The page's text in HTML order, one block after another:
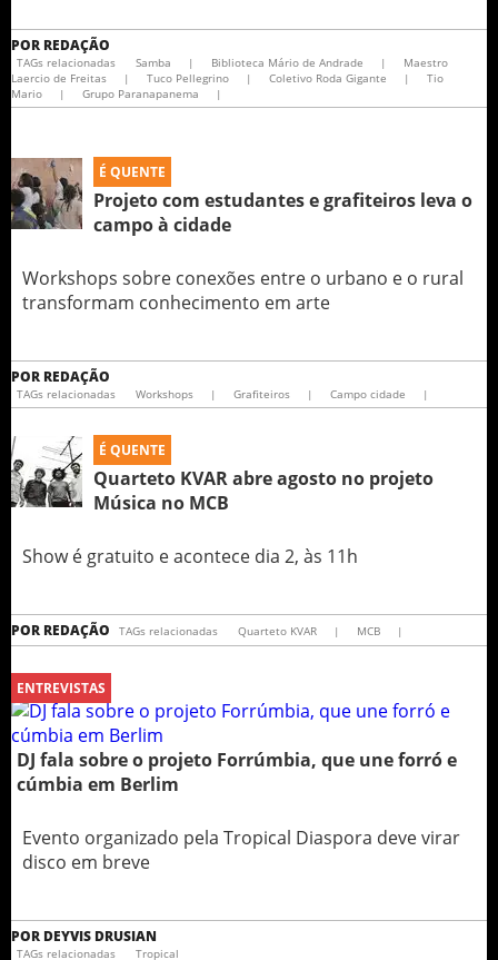
POR REDAÇÃO
TAGs relacionadas Samba | Biblioteca Mário de Andrade |
Maestro
Laercio de Freitas
| Tuco Pellegrino | Coletivo Roda Gigante |
Tio
Mario
| Grupo Paranapanema |
É QUENTE
Projeto com estudantes e grafiteiros leva o
campo à cidade
Workshops sobre conexões entre o urbano e o rural
transformam conhecimento em arte
POR REDAÇÃO
TAGs relacionadas Workshops | Grafiteiros | Campo cidade |
É QUENTE
Quarteto KVAR abre agosto no projeto
Música no MCB
Show é gratuito e acontece dia 2, às 11h
POR REDAÇÃO TAGs relacionadas Quarteto KVAR | MCB |
ENTREVISTAS
DJ fala sobre o projeto Forrúmbia, que une forró e
cúmbia em Berlim
Evento organizado pela Tropical Diaspora deve virar
disco em breve
POR DEYVIS DRUSIAN
TAGs relacionadas Tropical